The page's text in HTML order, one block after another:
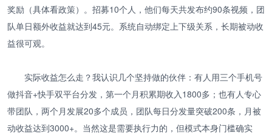
奖励（具体看政策）。招募10个人，他们每天共发布约90条视频，团
队单日额外收益就达到45元。系统自动绑定上下级关系，长期被动收
益很可观。
实际收益怎么走？我认识几个坚持做的伙伴：有人用三个手机号
做抖音+快手双平台分发，第一个月积累期收入1800多；也有人专心
带团队，两个月发展20多个成员，团队每日分发量突破200条，月被
动收益达到3000+。当然这是需要执行力的，但模式本身门槛确实